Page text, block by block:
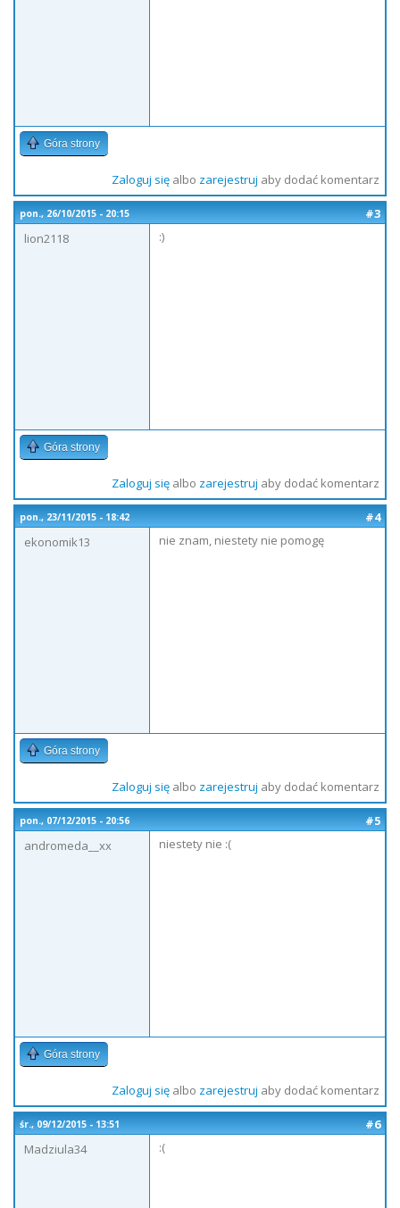
Góra strony
Zaloguj sięalbo zarejestruj aby dodać komentarz
pon., 26/10/2015 - 20:15
#3
lion2118
:)
Góra strony
Zaloguj sięalbo zarejestruj aby dodać komentarz
pon., 23/11/2015 - 18:42
#4
ekonomik13
nie znam, niestety nie pomogę
Góra strony
Zaloguj sięalbo zarejestruj aby dodać komentarz
pon., 07/12/2015 - 20:56
#5
andromeda__xx
niestety nie :(
Góra strony
Zaloguj sięalbo zarejestruj aby dodać komentarz
śr., 09/12/2015 - 13:51
#6
Madziula34
:(